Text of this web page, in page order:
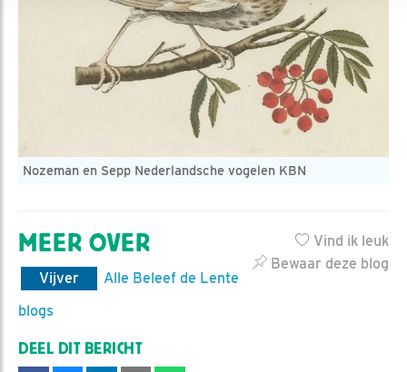
Nozeman en Sepp Nederlandsche vogelen KBN
Vind ik leuk
Bewaar deze blog
MEER OVER
Vijver
Alle Beleef de Lente
blogs
DEEL DIT BERICHT